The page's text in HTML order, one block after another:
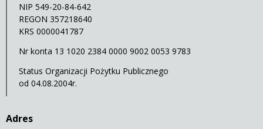
NIP 549-20-84-642
REGON 357218640
KRS 0000041787
Nr konta 13 1020 2384 0000 9002 0053 9783
Status Organizacji Pożytku Publicznego
od 04.08.2004r.
Adres